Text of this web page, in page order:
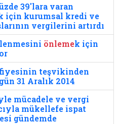
39'lara varan
için kurumsal kredi ve
vergilerini artırdı
önlemek için
teşvikinden
31 Aralık 2014
mücadele ve vergi
mükellefe ispat
gündemde